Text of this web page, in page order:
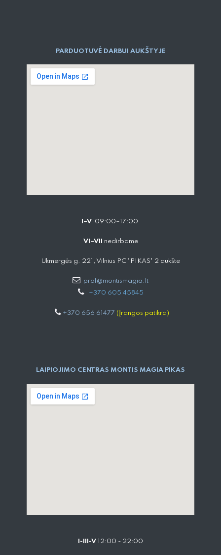
PARDUOTUVĖ DARBUI AUKŠTYJE
I–V 09:00–17:00
VI–VII nedirbame
Ukmergės g. 221, Vilnius PC "PIKAS" 2 aukšte
prof@montismagia.lt
+370 605 4584​5
+370 656 61477 (Įrangos patikra)
LAIPIOJIMO CENTRAS MONTIS MAGIA PIKAS
I-III-V 12:00 - 22:00